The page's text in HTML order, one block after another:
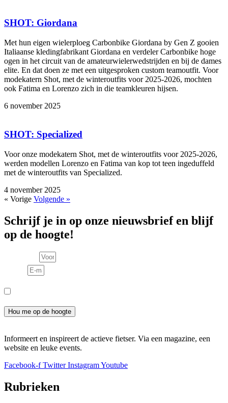
SHOT: Giordana
Met hun eigen wielerploeg Carbonbike Giordana by Gen Z gooien
Italiaanse kledingfabrikant Giordana en verdeler Carbonbike hoge
ogen in het circuit van de amateurwielerwedstrijden en bij de dames
elite. En dat doen ze met een uitgesproken custom teamoutfit. Voor
modekatern Shot, met de winteroutfits voor 2025-2026, mochten
ook Fatima en Lorenzo zich in die teamkleuren hijsen.
6 november 2025
SHOT: Specialized
Voor onze modekatern Shot, met de winteroutfits voor 2025-2026,
werden modellen Lorenzo en Fatima van kop tot teen ingeduffeld
met de winteroutfits van Specialized.
4 november 2025
« Vorige Volgende »
Schrijf je in op onze nieuwsbrief en blijf
op de hoogte!
Hou me op de hoogte
Informeert en inspireert de actieve fietser. Via een magazine, een
website en leuke events.
Facebook-f Twitter InstagramYoutube
Rubrieken